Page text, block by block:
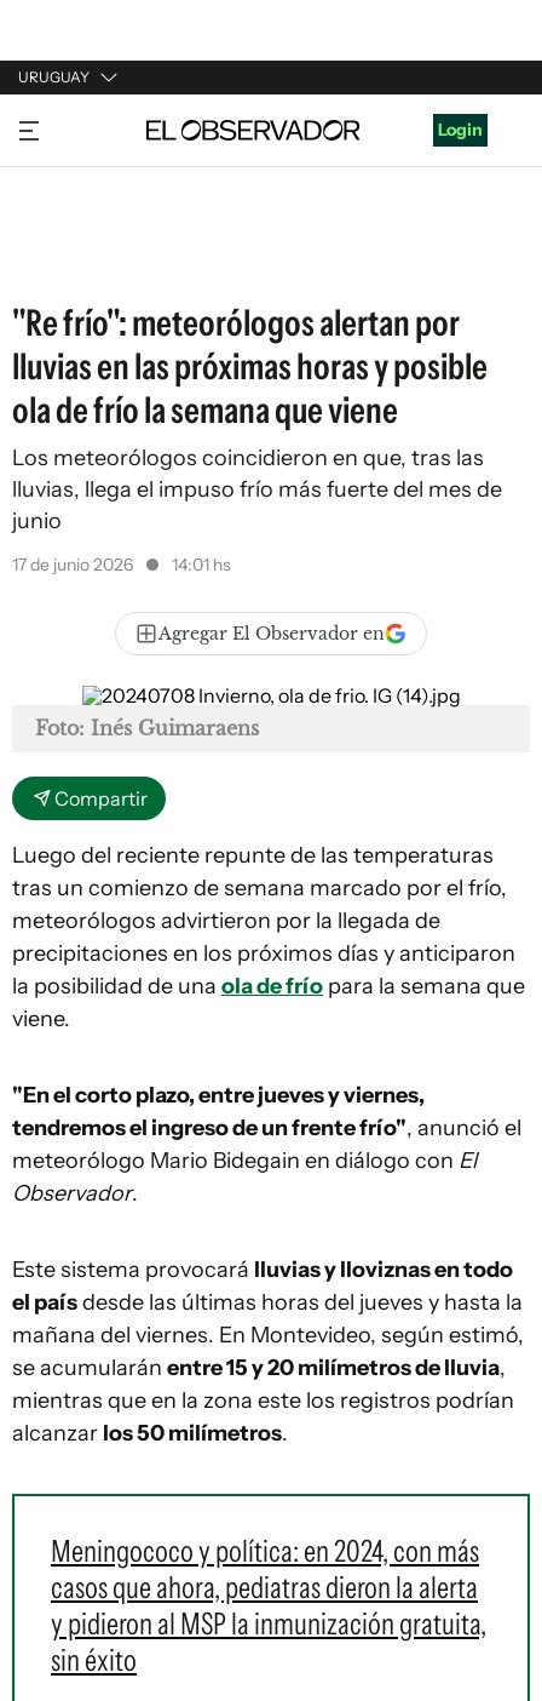
URUGUAY
URUGUAY
ARGENTINA
Login
"Re frío": meteorólogos alertan por
lluvias en las próximas horas y posible
ola de frío la semana que viene
Los meteorólogos coincidieron en que, tras las
lluvias, llega el impuso frío más fuerte del mes de
junio
17 de junio 2026 14:01 hs
Agregar El Observador en
Foto: Inés Guimaraens
Compartir
Luego del reciente repunte de las temperaturas
tras un comienzo de semana marcado por el frío,
meteorólogos advirtieron por la llegada de
precipitaciones en los próximos días y anticiparon
la posibilidad de una ola de frío para la semana que
viene.
"En el corto plazo, entre jueves y viernes,
tendremos el ingreso de un frente frío", anunció el
meteorólogo Mario Bidegain en diálogo con El
Observador.
Este sistema provocará lluvias y lloviznas en todo
el paísdesde las últimas horas del jueves y hasta la
mañana del viernes. En Montevideo, según estimó,
se acumularán entre 15 y 20 milímetros de lluvia,
mientras que en la zona este los registros podrían
alcanzar los 50 milímetros.
Meningococo y política: en 2024, con más
casos que ahora, pediatras dieron la alerta
y pidieron al MSP la inmunización gratuita,
sin éxito